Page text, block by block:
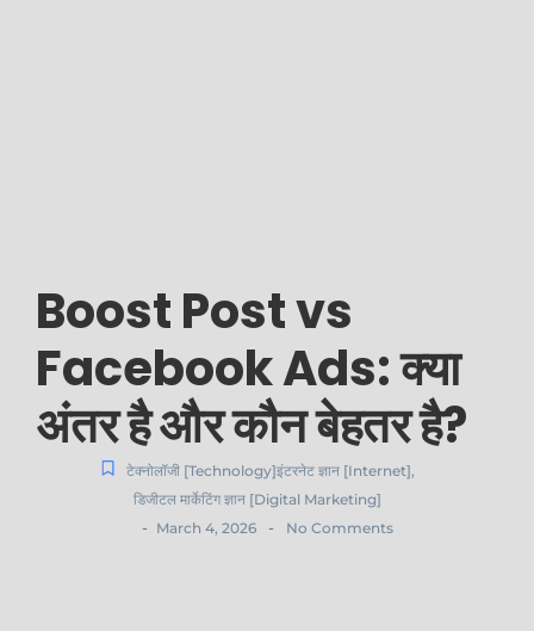
Boost Post vs
Facebook Ads: क्या
अंतर है और कौन बेहतर है?
टेक्नोलॉजी [Technology]इंटरनेट ज्ञान [Internet],
डिजीटल मार्केटिंग ज्ञान [Digital Marketing]
- March 4, 2026 - No Comments